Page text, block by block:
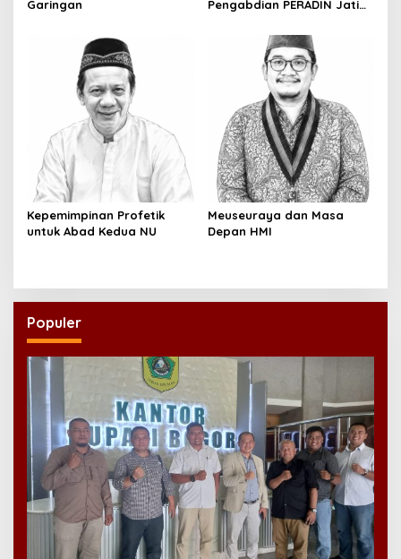
Garingan
Pengabdian PERADIN Jatim,
Perluas Akses Bantuan
Kepemimpinan Profetik
untuk Abad Kedua NU
Meuseuraya dan Masa
Depan HMI
Populer